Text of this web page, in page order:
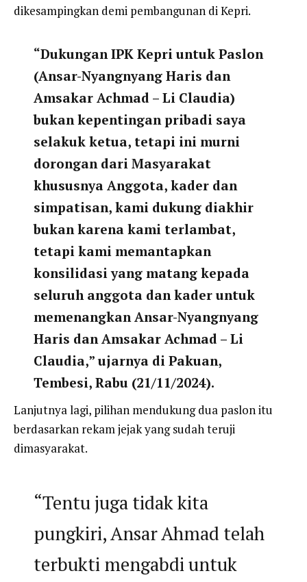
dikesampingkan demi pembangunan di Kepri.
“Dukungan IPK Kepri untuk Paslon
(Ansar-Nyangnyang Haris dan
Amsakar Achmad – Li Claudia)
bukan kepentingan pribadi saya
selakuk ketua, tetapi ini murni
dorongan dari Masyarakat
khususnya Anggota, kader dan
simpatisan, kami dukung diakhir
bukan karena kami terlambat,
tetapi kami memantapkan
konsilidasi yang matang kepada
seluruh anggota dan kader untuk
memenangkan Ansar-Nyangnyang
Haris dan Amsakar Achmad – Li
Claudia,” ujarnya di Pakuan,
Tembesi, Rabu (21/11/2024).
Lanjutnya lagi, pilihan mendukung dua paslon itu
berdasarkan rekam jejak yang sudah teruji
dimasyarakat.
“Tentu juga tidak kita
pungkiri, Ansar Ahmad telah
terbukti mengabdi untuk